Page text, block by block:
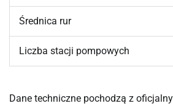
Średnica rur
Liczba stacji pompowych
Dane techniczne pochodzą z